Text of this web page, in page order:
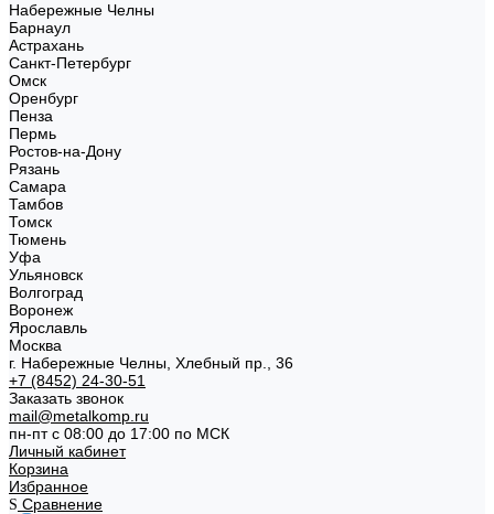
Набережные Челны
Барнаул
Астрахань
Санкт-Петербург
Омск
Оренбург
Пенза
Пермь
Ростов-на-Дону
Рязань
Самара
Тамбов
Томск
Тюмень
Уфа
Ульяновск
Волгоград
Воронеж
Ярославль
Москва
г. Набережные Челны, Хлебный пр., 36
+7 (8452) 24-30-51
Заказать звонок
mail@metalkomp.ru
пн-пт с 08:00 до 17:00 по МСК
Личный кабинет
Корзина
Избранное
Сравнение